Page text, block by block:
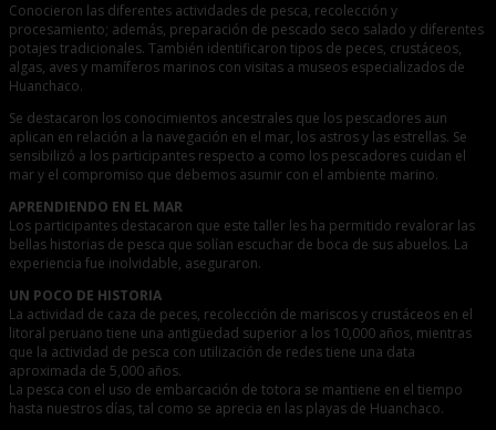
Conocieron las diferentes actividades de pesca, recolección y
procesamiento; además, preparación de pescado seco salado y diferentes
potajes tradicionales. También identificaron tipos de peces, crustáceos,
algas, aves y mamíferos marinos con visitas a museos especializados de
Huanchaco.
Se destacaron los conocimientos ancestrales que los pescadores aun
aplican en relación a la navegación en el mar, los astros y las estrellas. Se
sensibilizó a los participantes respecto a como los pescadores cuidan el
mar y el compromiso que debemos asumir con el ambiente marino.
APRENDIENDO EN EL MAR
Los participantes destacaron que este taller les ha permitido revalorar las
bellas historias de pesca que solían escuchar de boca de sus abuelos. La
experiencia fue inolvidable, aseguraron.
UN POCO DE HISTORIA
La actividad de caza de peces, recolección de mariscos y crustáceos en el
litoral peruano tiene una antigüedad superior a los 10,000 años, mientras
que la actividad de pesca con utilización de redes tiene una data
aproximada de 5,000 años.
La pesca con el uso de embarcación de totora se mantiene en el tiempo
hasta nuestros días, tal como se aprecia en las playas de Huanchaco.